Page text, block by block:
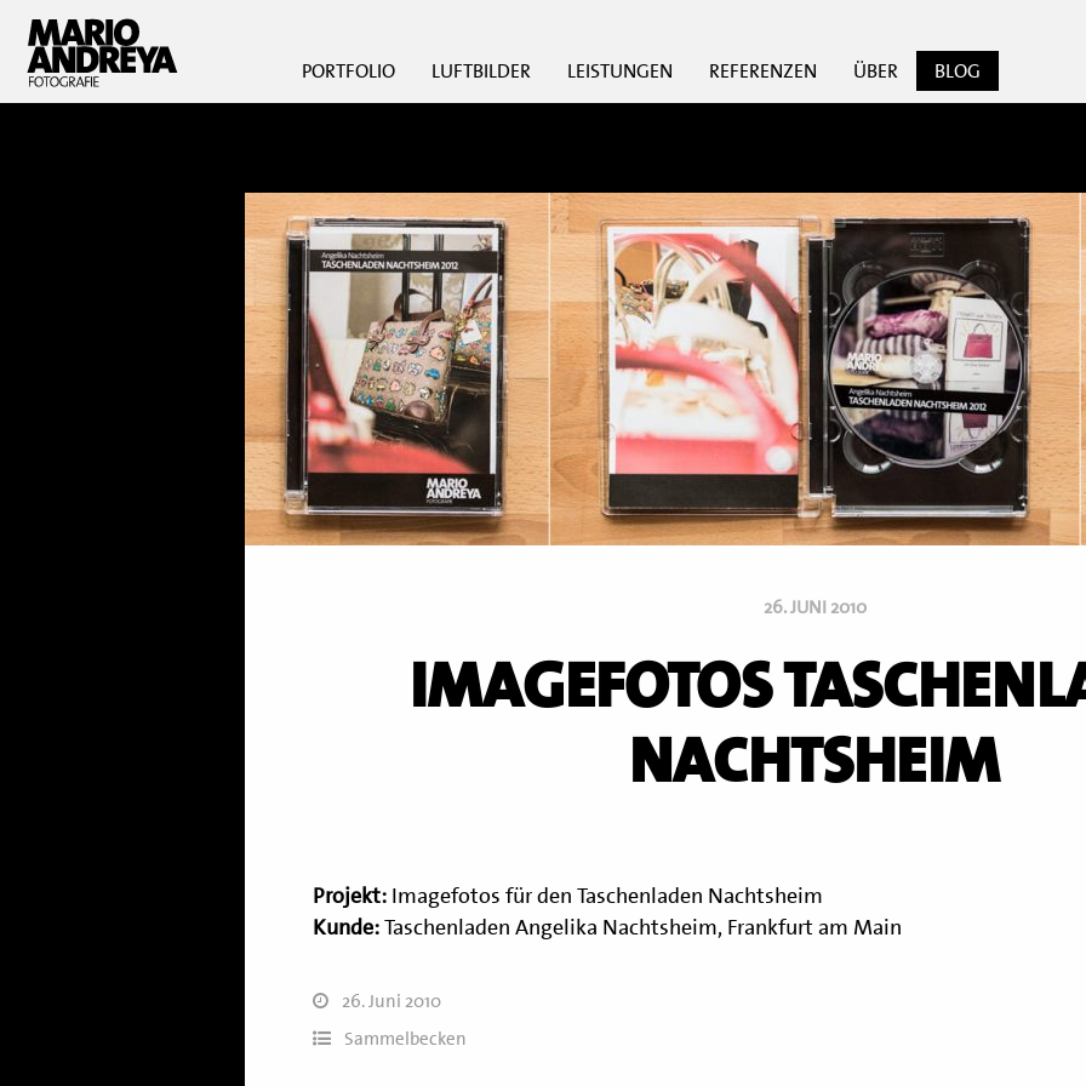
PORTFOLIO LUFTBILDER LEISTUNGEN REFERENZEN ÜBER BLOG
26. JUNI 2010
IMAGEFOTOS
NACHTSHEIM
Projekt: Imagefotos für den Taschenladen Nachtsheim
Kunde:Taschenladen Angelika Nachtsheim, Frankfurt am Main
26. Juni 2010
Sammelbecken